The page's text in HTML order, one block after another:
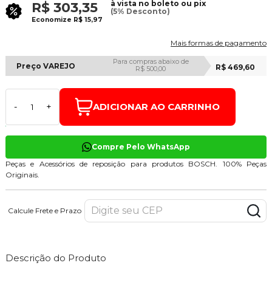
R$ 303,35
à vista no boleto ou pix
(5% Desconto)
Economize R$ 15,97
Mais formas de pagamento
Preço VAREJO
Para compras abaixo de
R$ 500,00
R$ 469,60
- + ADICIONAR AO CARRINHO
Compre Pelo WhatsApp
Peças e Acessórios de reposição para produtos BOSCH. 100% Peças
Originais.
Calcule Frete e Prazo
Descrição do Produto